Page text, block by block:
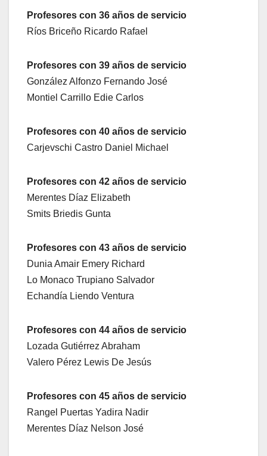
Profesores con 36 años de servicio
Ríos Briceño Ricardo Rafael
Profesores con 39 años de servicio
González Alfonzo Fernando José
Montiel Carrillo Edie Carlos
Profesores con 40 años de servicio
Carjevschi Castro Daniel Michael
Profesores con 42 años de servicio
Merentes Díaz Elizabeth
Smits Briedis Gunta
Profesores con 43 años de servicio
Dunia Amair Emery Richard
Lo Monaco Trupiano Salvador
Echandía Liendo Ventura
Profesores con 44 años de servicio
Lozada Gutiérrez Abraham
Valero Pérez Lewis De Jesús
Profesores con 45 años de servicio
Rangel Puertas Yadira Nadir
Merentes Díaz Nelson José